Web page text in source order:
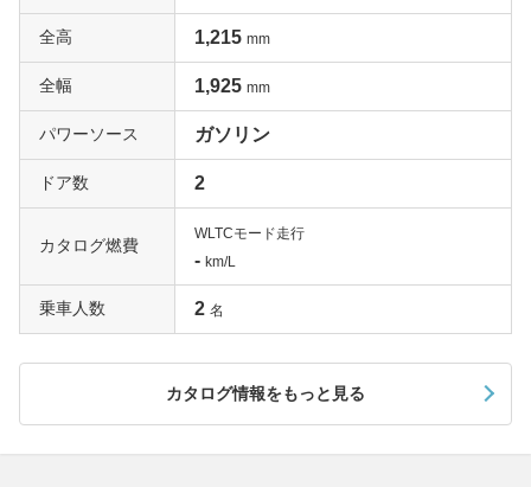
全高 1,215 mm
全幅 1,925 mm
パワーソース ガソリン
ドア数 2
カタログ燃費
WLTCモード走行
- km/L
乗車人数 2 名
カタログ情報をもっと見る